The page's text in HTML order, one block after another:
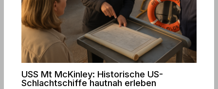
USS Mt McKinley: Historische US-
Schlachtschiffe hautnah erleben